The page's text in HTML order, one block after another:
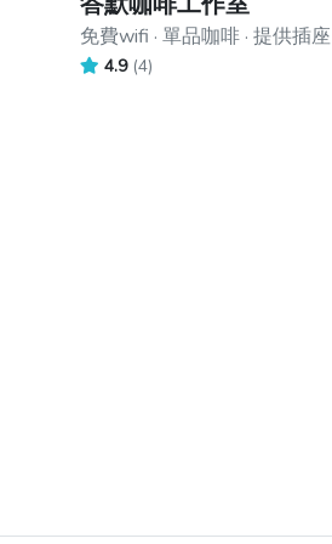
免費wifi · 單品咖啡 · 提供插座
4.9 (4)